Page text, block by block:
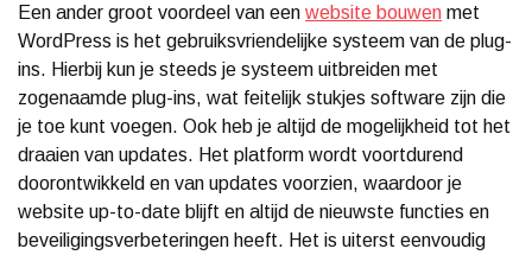
Een ander groot voordeel van een website bouwen met
WordPress is het gebruiksvriendelijke systeem van de plug-
ins. Hierbij kun je steeds je systeem uitbreiden met
zogenaamde plug-ins, wat feitelijk stukjes software zijn die
je toe kunt voegen. Ook heb je altijd de mogelijkheid tot het
draaien van updates. Het platform wordt voortdurend
doorontwikkeld en van updates voorzien, waardoor je
website up-to-date blijft en altijd de nieuwste functies en
beveiligingsverbeteringen heeft. Het is uiterst eenvoudig